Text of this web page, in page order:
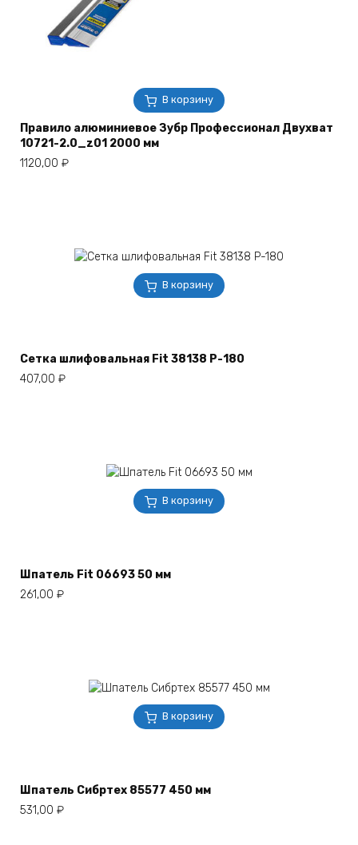
В корзину
Правило алюминиевое Зубр Профессионал Двухват
10721-2.0_z01 2000 мм
1120,00 ₽
В корзину
Сетка шлифовальная Fit 38138 Р-180
407,00 ₽
В корзину
Шпатель Fit 06693 50 мм
261,00 ₽
В корзину
Шпатель Сибртех 85577 450 мм
531,00 ₽